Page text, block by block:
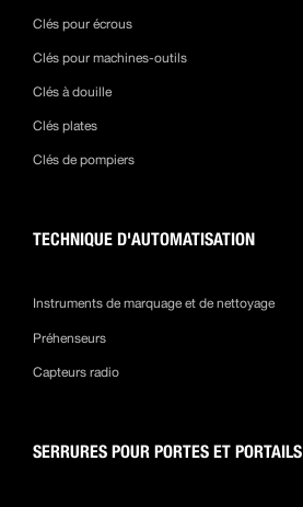
Clés pour écrous
Clés pour machines-outils
Clés à douille
Clés plates
Clés de pompiers
TECHNIQUE D'AUTOMATISATION
Instruments de marquage et de nettoyage
Préhenseurs
Capteurs radio
SERRURES POUR PORTES ET PORTAILS